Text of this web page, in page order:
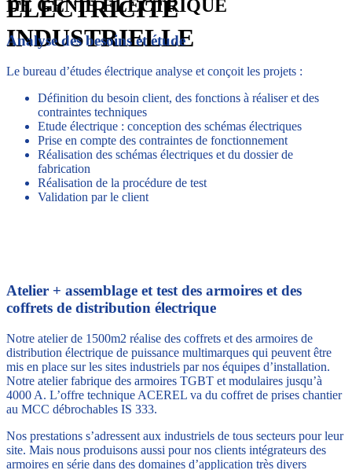
ÉLECTRICITÉ
INDUSTRIELLE
DE GÉNIE ÉLECTRIQUE
Analyse des besoins et étude
Le bureau d’études électrique analyse et conçoit les projets :
Définition du besoin client, des fonctions à réaliser et des
contraintes techniques
Etude électrique : conception des schémas électriques
Prise en compte des contraintes de fonctionnement
Réalisation des schémas électriques et du dossier de
fabrication
Réalisation de la procédure de test
Validation par le client
Atelier + assemblage et test des armoires et des
coffrets de distribution électrique
Notre atelier de 1500m2 réalise des coffrets et des armoires de
distribution électrique de puissance multimarques qui peuvent être
mis en place sur les sites industriels par nos équipes d’installation.
Notre atelier fabrique des armoires TGBT et modulaires jusqu’à
4000 A. L’offre technique ACEREL va du coffret de prises chantier
au MCC débrochables IS 333.
Nos prestations s’adressent aux industriels de tous secteurs pour leur
site. Mais nous produisons aussi pour nos clients intégrateurs des
armoires en série dans des domaines d’application très divers